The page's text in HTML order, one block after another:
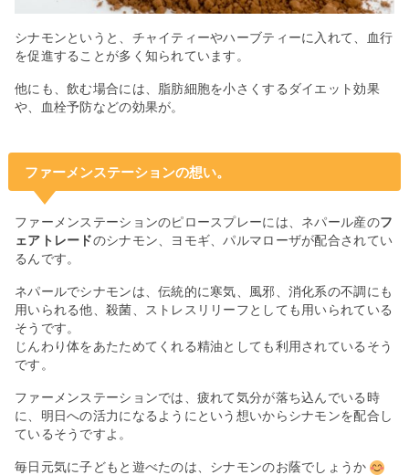
シナモンというと、チャイティーやハーブティーに入れて、血行
を促進することが多く知られています。
他にも、飲む場合には、脂肪細胞を小さくするダイエット効果
や、血栓予防などの効果が。
ファーメンステーションの想い。
ファーメンステーションのピロースプレーには、ネパール産のフ
ェアトレードのシナモン、ヨモギ、パルマローザが配合されてい
るんです。
ネパールでシナモンは、伝統的に寒気、風邪、消化系の不調にも
用いられる他、殺菌、ストレスリリーフとしても用いられている
そうです。
じんわり体をあたためてくれる精油としても利用されているそう
です。
ファーメンステーションでは、疲れて気分が落ち込んでいる時
に、明日への活力になるようにという想いからシナモンを配合し
ているそうですよ。
毎日元気に子どもと遊べたのは、シナモンのお蔭でしょうか